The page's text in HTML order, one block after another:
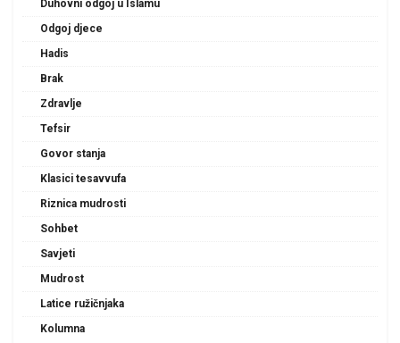
Duhovni odgoj u Islamu
Odgoj djece
Hadis
Brak
Zdravlje
Tefsir
Govor stanja
Klasici tesavvufa
Riznica mudrosti
Sohbet
Savjeti
Mudrost
Latice ružičnjaka
Kolumna